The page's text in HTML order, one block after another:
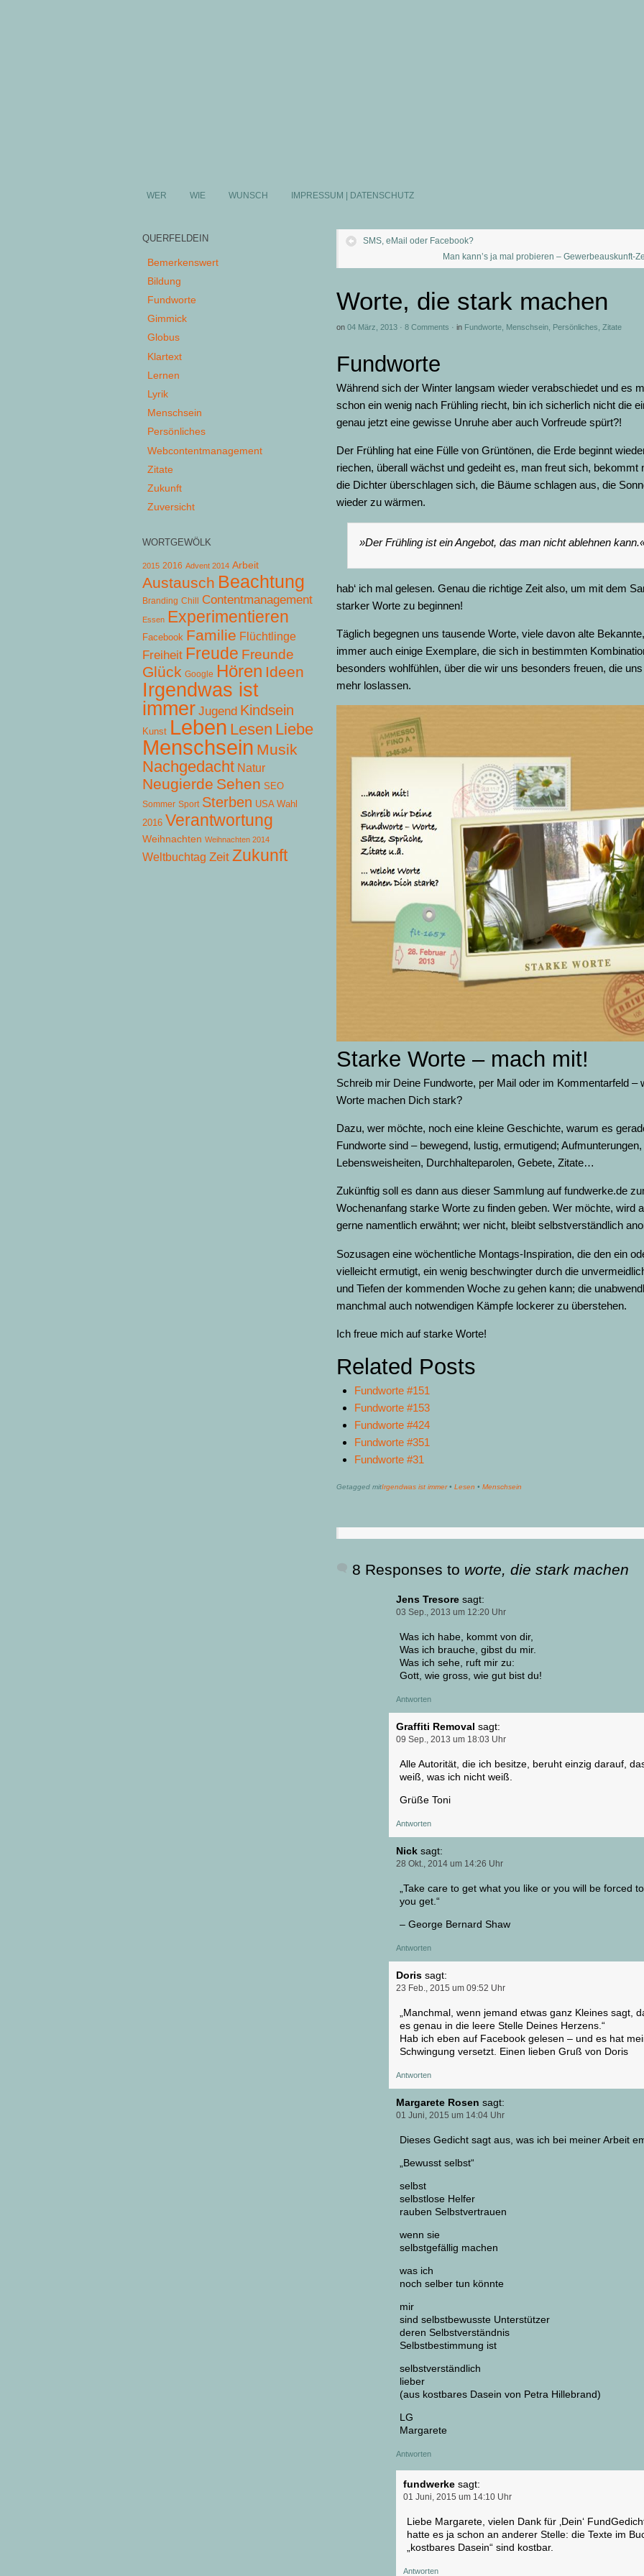
WER WIE WUNSCH IMPRESSUM | DATENSCHUTZ
SMS, eMail oder Facebook?
Man kann’s ja mal probieren – Gewerbeauskunft-
Worte, die stark machen
on 04 März, 2013 · 8 Comments · in Fundworte Menschsein Persönliches Zitate
Fundworte
Während sich der Winter langsam wieder verabschiedet und es
schon ein wenig nach Frühling riecht, bin ich sicherlich nicht die
genau jetzt eine gewisse Unruhe aber auch Vorfreude spürt?!
Der Frühling hat eine Fülle von Grüntönen, die Erde beginnt
riechen, überall wächst und gedeiht es, man freut sich, bekommt
die Dichter überschlagen sich, die Bäume schlagen aus, die
wieder zu wärmen.
»Der Frühling ist ein Angebot, das man nicht ablehnen
hab‘ ich mal gelesen. Genau die richtige Zeit also, um mit dem
starker Worte zu beginnen!
Täglich begegnen uns tausende Worte, viele davon alte
immer auch einige Exemplare, die sich in bestimmten
besonders wohlfühlen, über die wir uns besonders freuen, die
mehr loslassen.
Starke Worte – mach mit!
Schreib mir Deine Fundworte, per Mail oder im Kommentarfeld –
Worte machen Dich stark?
Dazu, wer möchte, noch eine kleine Geschichte, warum es
Fundworte sind – bewegend, lustig, ermutigend; Aufmunterungen,
Lebensweisheiten, Durchhalteparolen, Gebete, Zitate…
Zukünftig soll es dann aus dieser Sammlung auf fundwerke.de
Wochenanfang starke Worte zu finden geben. Wer möchte, wird
gerne namentlich erwähnt; wer nicht, bleibt selbstverständlich
Sozusagen eine wöchentliche Montags-Inspiration, die den ein
vielleicht ermutigt, ein wenig beschwingter durch die
und Tiefen der kommenden Woche zu gehen kann; die
manchmal auch notwendigen Kämpfe lockerer zu überstehen.
Ich freue mich auf starke Worte!
Related Posts
Fundworte #151
Fundworte #153
Fundworte #424
Fundworte #351
Fundworte #31
Getagged mitIrgendwas ist immer• Lesen • Menschsein
8 Responses to worte, die stark machen
Jens Tresore sagt:
03 Sep., 2013 um 12:20 Uhr
Was ich habe, kommt von dir,
Was ich brauche, gibst du mir.
Was ich sehe, ruft mir zu:
Gott, wie gross, wie gut bist du!
Antworten
Graffiti Removal sagt:
09 Sep., 2013 um 18:03 Uhr
Alle Autorität, die ich besitze, beruht einzig darauf,
weiß, was ich nicht weiß.
Grüße Toni
Antworten
Nick sagt:
28 Okt., 2014 um 14:26 Uhr
„Take care to get what you like or you will be forced
you get.“
– George Bernard Shaw
Antworten
Doris sagt:
23 Feb., 2015 um 09:52 Uhr
„Manchmal, wenn jemand etwas ganz Kleines sagt,
es genau in die leere Stelle Deines Herzens.“
Hab ich eben auf Facebook gelesen – und es hat
Schwingung versetzt. Einen lieben Gruß von Doris
Antworten
Margarete Rosen sagt:
01 Juni, 2015 um 14:04 Uhr
Dieses Gedicht sagt aus, was ich bei meiner Arbeit
„Bewusst selbst“
selbst
selbstlose Helfer
rauben Selbstvertrauen
wenn sie
selbstgefällig machen
was ich
noch selber tun könnte
mir
sind selbstbewusste Unterstützer
deren Selbstverständnis
Selbstbestimmung ist
selbstverständlich
lieber
(aus kostbares Dasein von Petra Hillebrand)
LG
Margarete
Antworten
fundwerke sagt:
01 Juni, 2015 um 14:10 Uhr
Liebe Margarete, vielen Dank für ‚Dein‘
hatte es ja schon an anderer Stelle: die Texte im
„kostbares Dasein“ sind kostbar.
Antworten
QUERFELDEIN
Bemerkenswert
Bildung
Fundworte
Gimmick
Globus
Klartext
Lernen
Lyrik
Menschsein
Persönliches
Webcontentmanagement
Zitate
Zukunft
Zuversicht
WORTGEWÖLK
2015 2016 Advent 2014 Arbeit
Austausch Beachtung
Branding Chill Contentmanagement
Essen Experimentieren
Facebook Familie Flüchtlinge
Freiheit Freude Freunde
Glück Google Hören Ideen
Irgendwas ist
immer Jugend Kindsein
Kunst Leben Lesen Liebe
Menschsein Musik
Nachgedacht Natur
Neugierde Sehen SEO
Sommer Sport Sterben USA Wahl
2016 Verantwortung
Weihnachten Weihnachten 2014
Weltbuchtag Zeit Zukunft